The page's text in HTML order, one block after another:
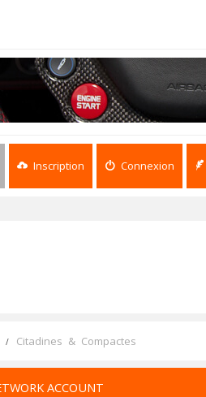
Inscription Connexion
Citadines & Compactes
ACCOUNT